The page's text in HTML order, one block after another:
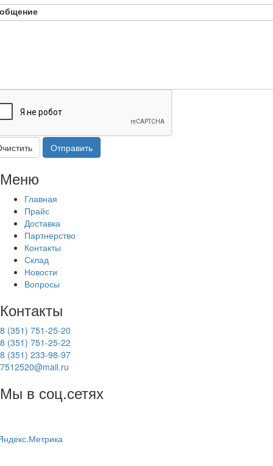
Отправить
Меню
Главная
Прайс
Доставка
Партнерство
Контакты
Склад
Новости
Вопросы
Контакты
8 (351) 751-25-20
8 (351) 751-25-22
8 (351) 233-98-97
7512520@mail.ru
Мы в соц.сетях